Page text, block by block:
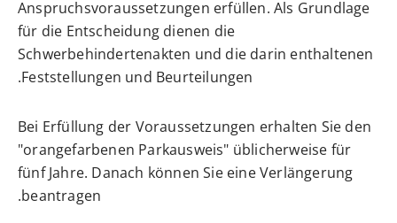
Anspruchsvoraussetzungen erfüllen. Als Grundlage
für die Entscheidung dienen die
Schwerbehindertenakten und die darin enthaltenen
Feststellungen und Beurteilungen.
Bei Erfüllung der Voraussetzungen erhalten Sie den
"orangefarbenen Parkausweis" üblicherweise für
fünf Jahre. Danach können Sie eine Verlängerung
beantragen.